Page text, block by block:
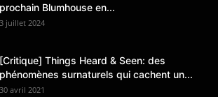
prochain Blumhouse en...
3 juillet 2024
[Critique] Things Heard & Seen: des
phénomènes surnaturels qui cachent un...
30 avril 2021